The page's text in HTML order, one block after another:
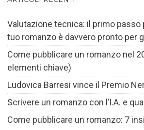
Valutazione tecnica: il primo passo
tuo romanzo è davvero pronto per
Come pubblicare un romanzo nel
elementi chiave)
Ludovica Barresi vince il Premio
Scrivere un romanzo con l’I.A. e
Come pubblicare un romanzo: 7